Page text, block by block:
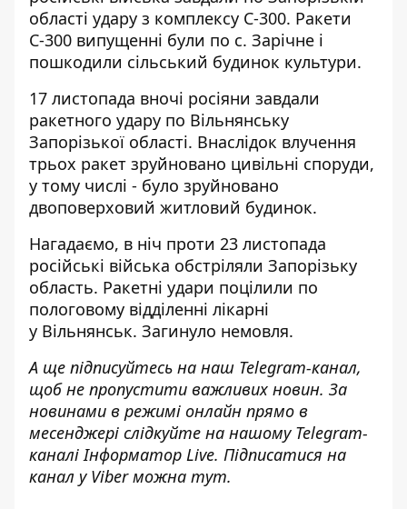
області удару з комплексу С-300. Ракети
С-300 випущенні були по с. Зарічне і
пошкодили сільський будинок культури.
17 листопада вночі росіяни завдали
ракетного удару по Вільнянську
Запорізької області. Внаслідок влучення
трьох ракет зруйновано цивільні споруди,
у тому числі - було зруйновано
двоповерховий житловий будинок.
Нагадаємо, в ніч проти 23 листопада
російські війська обстріляли Запорізьку
область. Ракетні удари поцілили по
пологовому відділенні лікарні
у Вільнянськ. Загинуло немовля.
А ще підписуйтесь на наш Telegram-канал,
щоб не пропустити важливих новин. За
новинами в режимі онлайн прямо в
месенджері слідкуйте на нашому Telegram-
каналіІнформатор Live. Підписатися на
канал у Viber можна тут.